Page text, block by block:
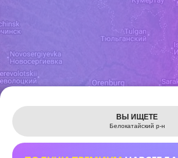
ВЫ ИЩЕТЕ
Белокатайский р-н